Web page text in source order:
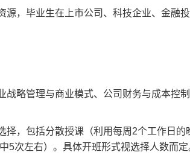
源，毕业生在上市公司、科技企业、金融
战略管理与商业模式、公司财务与成本控
择，包括分散授课（利用每周2个工作日
5次左右）。具体开班形式视选择人数而定